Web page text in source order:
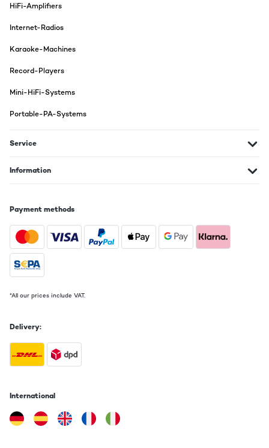
Translate
Der Plattenspieler kommt bereits fast komplett aufgebaut und
Verarbeitung ist ansprechend und hochwertig. Der Ton gefällt
mir sehr gut und die Bluetooth Option ist eine coole Alternative
laufen lassen möchte.
Bedienung und sieht gut aus
Amazon-Benutzer
Translate
Ce produit est d'une qualité très bonne ! Il répond à tous mes
qualité pour une grande pièce. Il a un design très sympa qui ajoute
un petit meuble à un salon moderne ou non. De plus, toutes ses
fonctionnalités sont assez complètes, tout ce qui est nécessaire est
Utilisateur d'Amazon
Translate
HiFi-Amplifiers
Internet-Radios
Karaoke-Machines
Record-Players
Mini-HiFi-Systems
Portable-PA-Systems
Service
Information
Payment methods
*All our prices include VAT.
Delivery:
International